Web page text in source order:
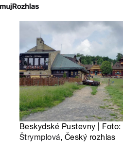
Beskydské Pustevny | Foto:
Štrymplová, Český rozhlas